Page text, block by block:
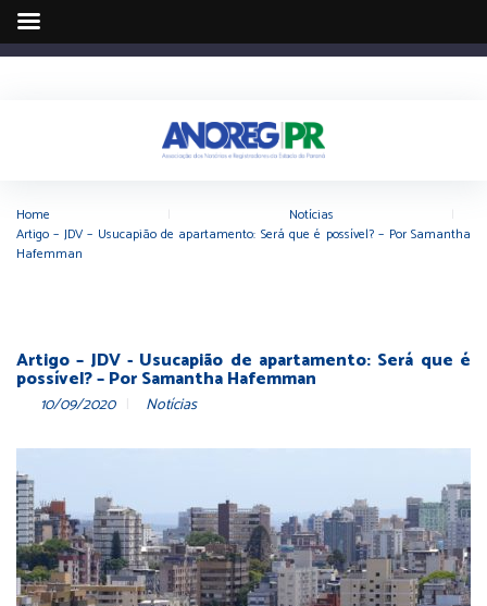
Home Notícias
Artigo – JDV – Usucapião de apartamento: Será que é possível? – Por Samantha
Hafemman
Artigo – JDV - Usucapião de apartamento: Será que é
possível? – Por Samantha Hafemman
10/09/2020 Notícias